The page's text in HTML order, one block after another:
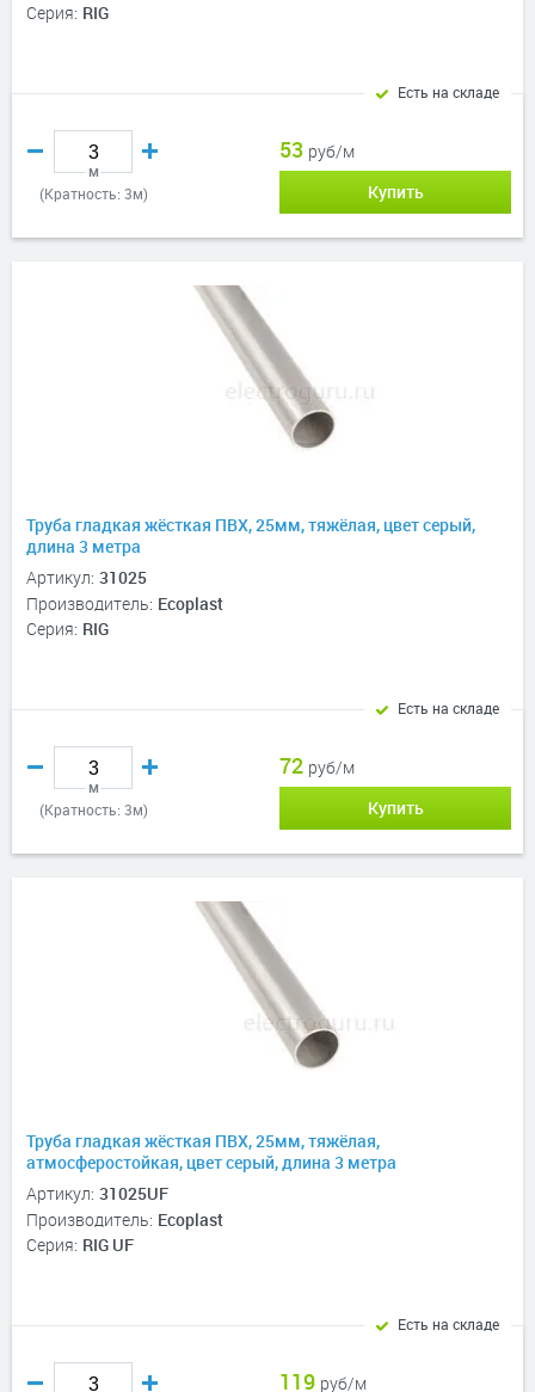
Серия: RIG
м
(Кратность: 3м)
53 руб/м
Купить
Есть на складе
Труба гладкая жёсткая ПВХ, 25мм, тяжёлая, цвет серый,
длина 3 метра
Артикул: 31025
Производитель: Ecoplast
Серия: RIG
м
(Кратность: 3м)
72 руб/м
Купить
Есть на складе
Труба гладкая жёсткая ПВХ, 25мм, тяжёлая,
атмосферостойкая, цвет серый, длина 3 метра
Артикул: 31025UF
Производитель: Ecoplast
Серия: RIG UF
119 руб/м
Есть на складе